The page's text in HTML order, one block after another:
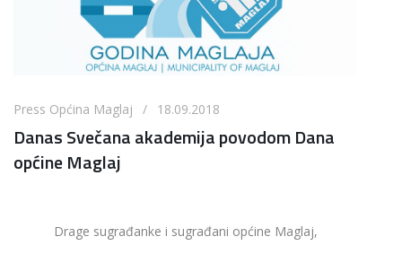
Press Općina Maglaj / 18.09.2018
Danas Svečana akademija povodom Dana
općine Maglaj
Drage sugrađanke i sugrađani općine Maglaj,